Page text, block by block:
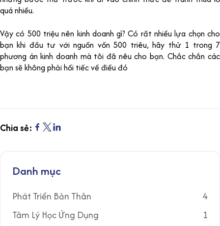
quá nhiều.
Vậy có 500 triệu nên kinh doanh gì? Có rất nhiều lựa chọn cho
bạn khi đầu tư với nguồn vốn 500 triêu, hãy thử 1 trong 7
phương án kinh doanh mà tôi đã nêu cho bạn. Chắc chắn các
bạn sẽ không phải hối tiếc về điều đó
Chia sẻ:
Danh mục
Phát Triển Bản Thân
4
Tâm Lý Học Ứng Dụng
1